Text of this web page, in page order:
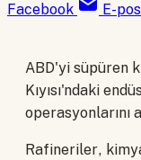
Facebook
E-
ABD'yi süpüren
Kıyısı'ndaki
operasyonlarını
Rafineriler,